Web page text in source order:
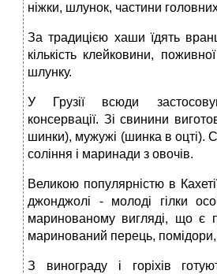
ніжки, шлунок, частини
За традицією хаши їдять
кількість клейковини,
шлунку.
У Грузії всюди
консервації. Зі свинини
шинки), мужужі (шинка в оцті).
соління і маринади з овочів.
Великою популярністю в
джонджолі - молоді гілки
маринованому вигляді, що є
маринований перець, помідори,
З винограду і горіхів